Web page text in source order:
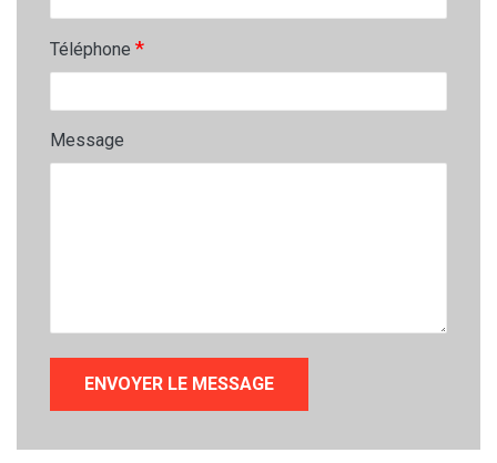
Téléphone *
Message